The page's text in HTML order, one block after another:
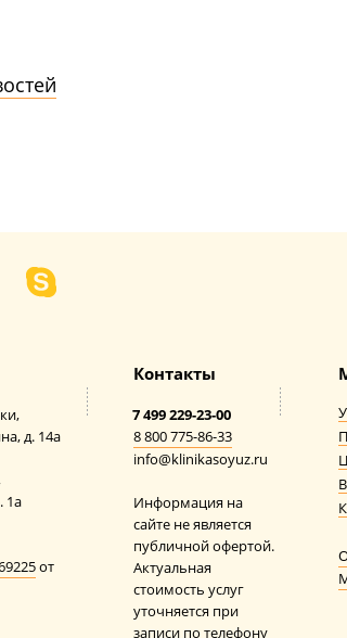
д. 14а
1а
от
Контакты
7 499 229-23-00
8 800 775-86-33
info@klinikasoyuz.ru
Информация на
сайте не является
публичной офертой.
Актуальная
стоимость услуг
уточняется при
записи по телефону